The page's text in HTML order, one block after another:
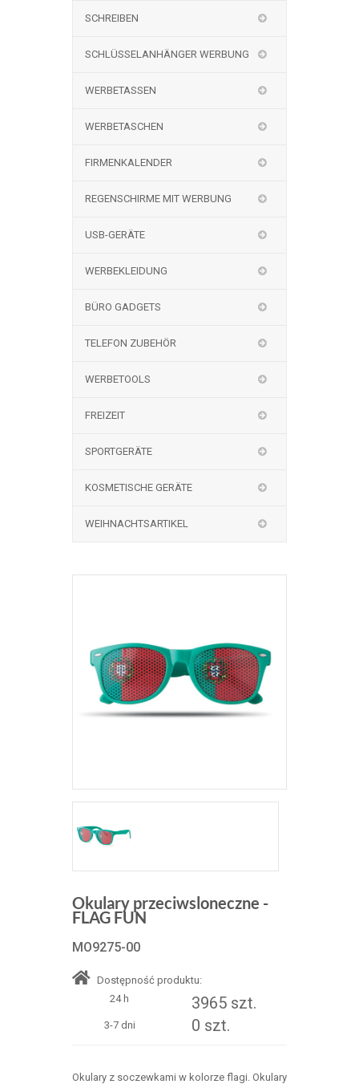
SCHREIBEN
SCHLÜSSELANHÄNGER WERBUNG
WERBETASSEN
WERBETASCHEN
FIRMENKALENDER
REGENSCHIRME MIT WERBUNG
USB-GERÄTE
WERBEKLEIDUNG
BÜRO GADGETS
TELEFON ZUBEHÖR
WERBETOOLS
FREIZEIT
SPORTGERÄTE
KOSMETISCHE GERÄTE
WEIHNACHTSARTIKEL
Okulary przeciwsloneczne -
FLAG FUN
MO9275-00
Dostępność produktu:
24 h
3965 szt.
3-7 dni 0 szt.
Okulary z soczewkami w kolorze flagi. Okulary